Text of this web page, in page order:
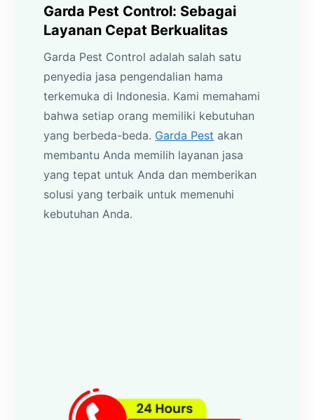
Garda Pest Control: Sebagai
Layanan Cepat Berkualitas
Garda Pest Control adalah salah satu
penyedia jasa pengendalian hama
terkemuka di Indonesia. Kami memahami
bahwa setiap orang memiliki kebutuhan
yang berbeda-beda. Garda Pest akan
membantu Anda memilih layanan jasa
yang tepat untuk Anda dan memberikan
solusi yang terbaik untuk memenuhi
kebutuhan Anda.